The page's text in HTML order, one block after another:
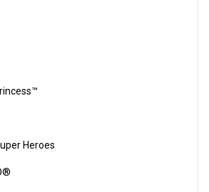
Heroes